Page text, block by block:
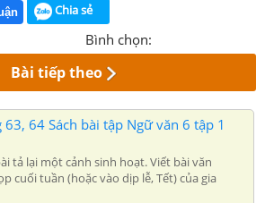
Chia sẻ
Bình chọn:
Bài tiếp theo
64 Sách bài tập Ngữ văn 6 tập 1
tả lại một cảnh sinh hoạt. Viết bài văn
cuối tuần (hoặc vào dịp lễ, Tết) của gia